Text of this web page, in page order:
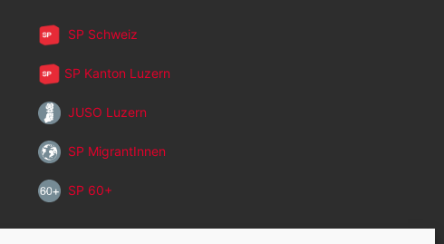
SP Schweiz
SP Kanton Luzern
JUSO Luzern
SP MigrantInnen
SP 60+